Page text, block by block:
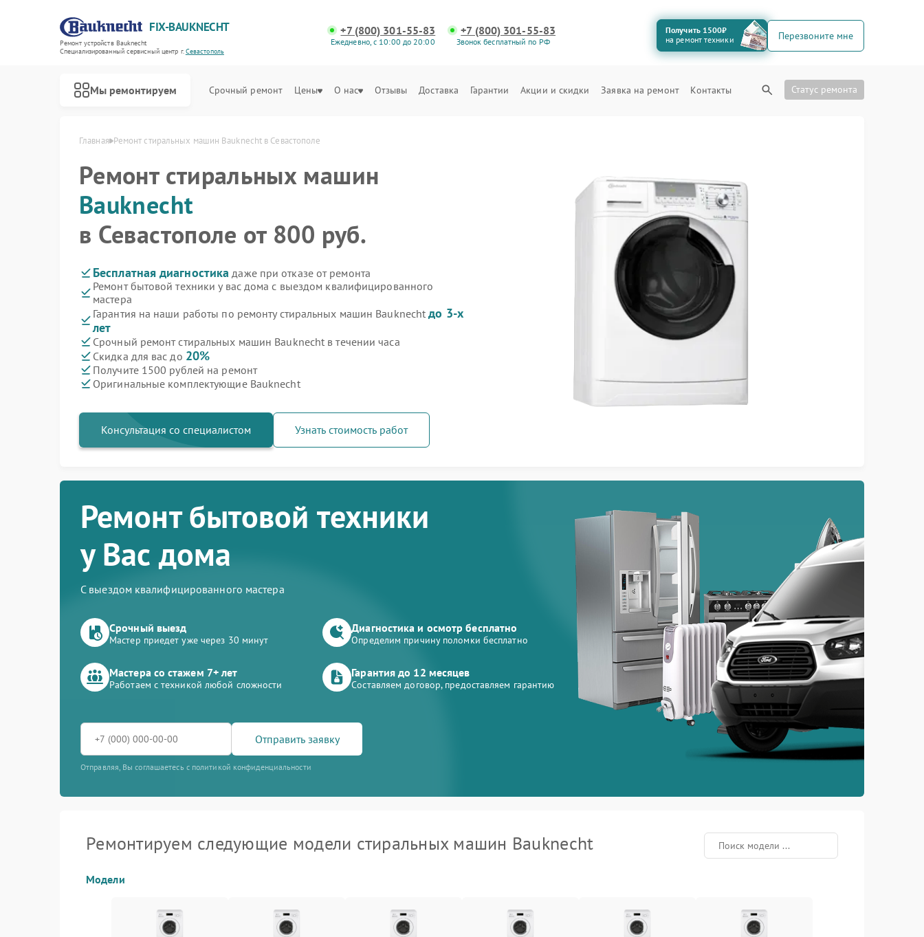
FIX-BAUKNECHT
Ремонт устройств Bauknecht
Специализированный cервисный центр г.Севастополь
+7 (800) 301-55-83
Ежедневно, с 10:00 до 20:00
+7 (800) 301-55-83
Звонок бесплатный по РФ
Получить 1500₽
на ремонт техники
Перезвоните мне
Мы ремонтируем Срочный ремонт Цены О нас Отзывы Доставка Гарантии Акции и скидки Заявка на ремонт Контакты Статус ремонта
Главная Ремонт стиральных машин Bauknecht в Севастополе
Ремонт стиральных машин
Bauknecht
в Севастополе от 800 руб.
Бесплатная диагностика даже при отказе от ремонта
Ремонт бытовой техники у вас дома с выездом квалифицированного
мастера
Гарантия на наши работы по ремонту стиральных машин Bauknechtдо 3-х
лет
Срочный ремонт стиральных машин Bauknecht в течении часа
Скидка для вас до 20%
Получите 1500 рублей на ремонт
Оригинальные комплектующие Bauknecht
Консультация со специалистом Узнать стоимость работ
Ремонт бытовой техники
у Вас дома
С выездом квалифицированного мастера
Срочный выезд
Мастер приедет уже через 30 минут
Диагностика и осмотр бесплатно
Определим причину поломки бесплатно
Мастера со стажем 7+ лет
Работаем с техникой любой сложности
Гарантия до 12 месяцев
Составляем договор, предоставляем гарантию
Отправить заявку
Отправляя, Вы соглашаетесь с политикой конфиденциальности
Ремонтируем следующие модели стиральных машин Bauknecht
Модели